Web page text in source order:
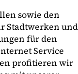
sowie den
Stadtwerken und
für den
Service
profitieren wir